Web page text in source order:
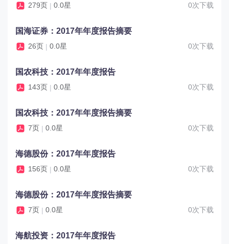
279页 | 0.0星 0次下载
国海证券：2017年年度报告摘要
26页 | 0.0星 0次下载
国农科技：2017年年度报告
143页 | 0.0星 0次下载
国农科技：2017年年度报告摘要
7页 | 0.0星 0次下载
海德股份：2017年年度报告
156页 | 0.0星 0次下载
海德股份：2017年年度报告摘要
7页 | 0.0星 0次下载
海航投资：2017年年度报告